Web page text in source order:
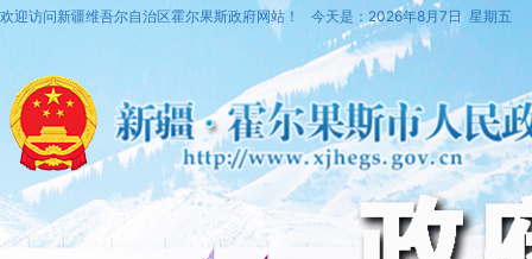
欢迎访问新疆维吾尔自治区霍尔果斯政府网站！ 今天是： 2026年8月7日 星期五